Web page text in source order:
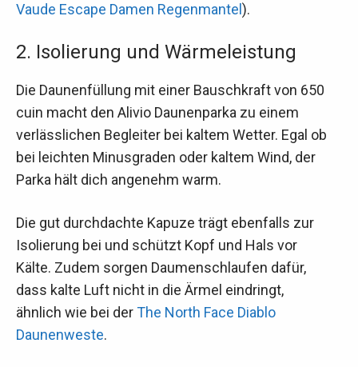
Vaude Escape Damen Regenmantel ).
2. Isolierung und Wärmeleistung
Die Daunenfüllung mit einer Bauschkraft von 650
cuin macht den Alivio Daunenparka zu einem
verlässlichen Begleiter bei kaltem Wetter. Egal ob
bei leichten Minusgraden oder kaltem Wind, der
Parka hält dich angenehm warm.
Die gut durchdachte Kapuze trägt ebenfalls zur
Isolierung bei und schützt Kopf und Hals vor
Kälte. Zudem sorgen Daumenschlaufen dafür,
dass kalte Luft nicht in die Ärmel eindringt,
ähnlich wie bei derThe North Face Diablo
Daunenweste.